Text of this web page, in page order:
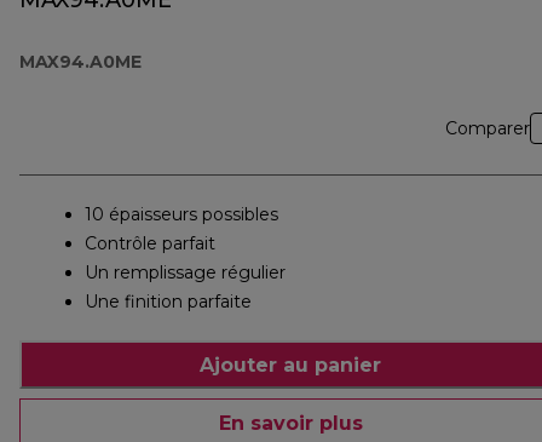
MAX94.A0ME
Comparer
10 épaisseurs possibles
Contrôle parfait
Un remplissage régulier
Une finition parfaite
Ajouter au panier
En savoir plus